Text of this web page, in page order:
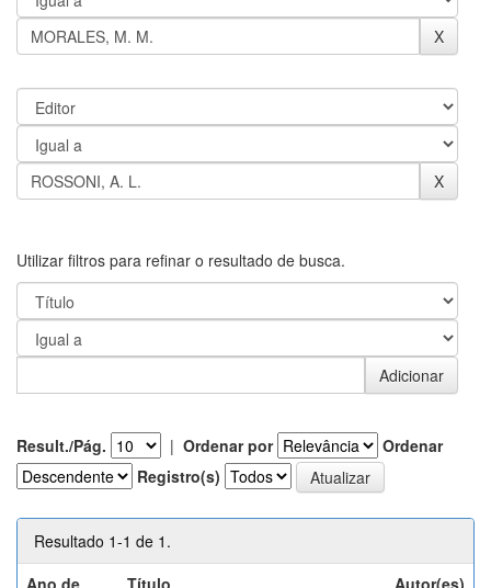
Utilizar filtros para refinar o resultado de busca.
Result./Pág. | Ordenar por
Ordenar
Registro(s)
Resultado 1-1 de 1.
Ano de
Título Autor(es)